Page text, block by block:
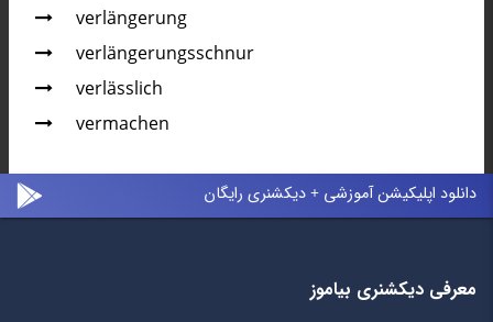
verlängerung
verlängerungsschnur
verlässlich
vermachen
دانلود اپلیکیشن آموزشی + دیکشنری رایگان
معرفی دیکشنری بیاموز